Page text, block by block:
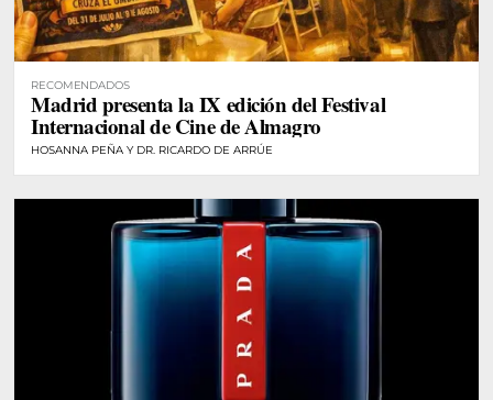
RECOMENDADOS
Madrid presenta la IX edición del Festival
Internacional de Cine de Almagro
HOSANNA PEÑA Y DR. RICARDO DE ARRÚE